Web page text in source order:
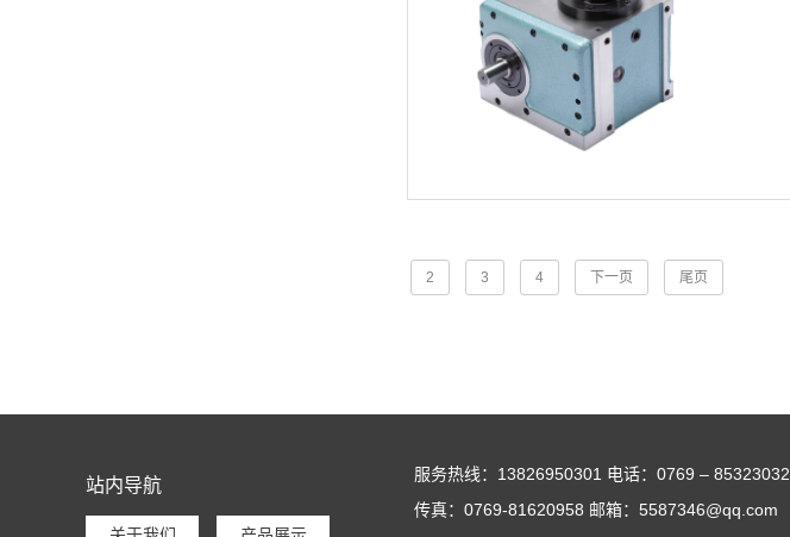
2 3 4 下一页 尾页
站内导航
服务热线：13826950301 电话：0769 – 85323032
传真：0769-81620958 邮箱：5587346@qq.com